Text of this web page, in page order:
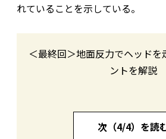
れていることを示している。
＜最終回＞地面反力でヘッドを
ントを解説
次（4/4）を読